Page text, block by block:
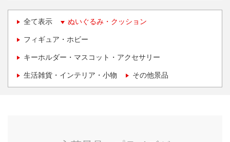
全て表示 ぬいぐるみ・クッション
フィギュア・ホビー
キーホルダー・マスコット・アクセサリー
生活雑貨・インテリア・小物 その他景品